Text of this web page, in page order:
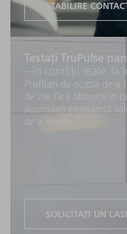
STABILIRE
Testați TruPulse nano
– în condiții reale, la
Profitați de ocazia de a
de zile fără obligații în
acumulați experiență
de a investi.
SOLICITAȚI UN